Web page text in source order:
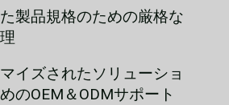
製品規格のための厳格な
イズされたソリューショ
のOEM＆ODMサポート